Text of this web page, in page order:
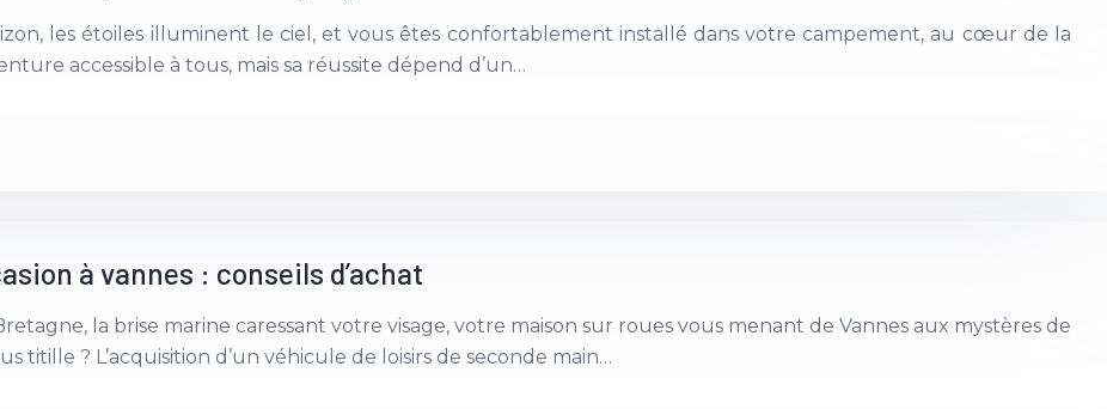
les étoiles illuminent le ciel, et vous êtes confortablement installé dans votre campement, au cœur de la
accessible à tous, mais sa réussite dépend d’un…
à vannes : conseils d’achat
la brise marine caressant votre visage, votre maison sur roues vous menant de Vannes aux mystères de
titille ? L’acquisition d’un véhicule de loisirs de seconde main…